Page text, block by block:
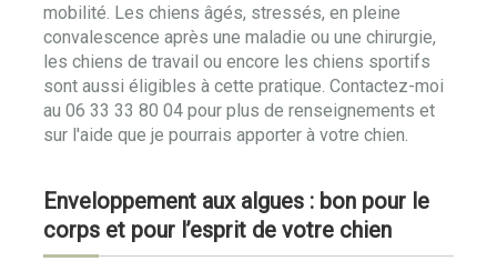
mobilité. Les chiens âgés, stressés, en pleine
convalescence après une maladie ou une chirurgie,
les chiens de travail ou encore les chiens sportifs
sont aussi éligibles à cette pratique. Contactez-moi
au 06 33 33 80 04 pour plus de renseignements et
sur l'aide que je pourrais apporter à votre chien.
Enveloppement aux algues : bon pour le
corps et pour l’esprit de votre chien